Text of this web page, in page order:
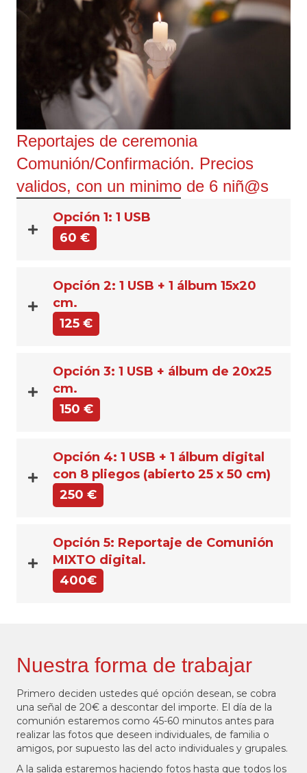
Reportajes de ceremonia
Comunión/Confirmación. Precios
validos, con un minimo de 6 niñ@s
Opción 1: 1 USB
60 €
Opción 2: 1 USB + 1 álbum 15x20
cm.
125 €
Opción 3: 1 USB + álbum de 20x25
cm.
150 €
Opción 4: 1 USB + 1 álbum digital
con 8 pliegos (abierto 25 x 50 cm)
250 €
Opción 5: Reportaje de Comunión
MIXTO digital.
400€
Nuestra forma de trabajar
Primero deciden ustedes qué opción desean, se cobra
una señal de 20€ a descontar del importe. El día de la
comunión estaremos como 45-60 minutos antes para
realizar las fotos que deseen individuales, de familia o
amigos, por supuesto las del acto individuales y grupales.
A la salida estaremos haciendo fotos hasta que todos los